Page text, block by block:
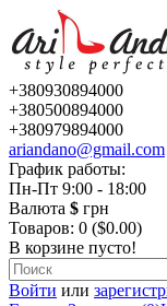
+380930894000
+380500894000
+380979894000
ariandano@gmail.com
График работы:
Пн-Пт 9:00 - 18:00
Валюта $ грн
Товаров: 0 ($0.00)
В корзине пусто!
Войти или